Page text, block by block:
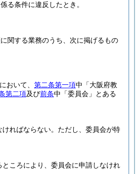
る条件に違反したとき。
関する業務のうち、次に掲げるもの
おいて、 第二条第一項中「大阪府教
第二項及び前条中「委員会」とある
ればならない。 ただし、委員会が特
ころにより、委員会に申請しなけれ